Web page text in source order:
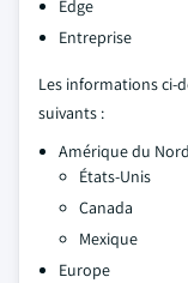
Edge
Entreprise
Les informations ci-
suivants :
Amérique du Nord
États-Unis
Canada
Mexique
Europe